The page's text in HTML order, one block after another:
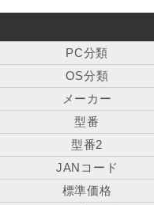
PC分類
OS分類
メーカー
型番
型番2
JANコード
標準価格